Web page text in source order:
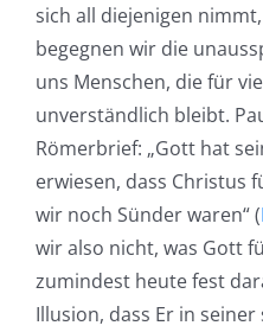
sich all diejenigen
begegnen wir die
uns Menschen, die für
unverständlich bleibt.
Römerbrief: „Gott hat
erwiesen, dass Christus
wir noch Sünder waren“ (
wir also nicht, was Gott
zumindest heute fest
Illusion, dass Er in